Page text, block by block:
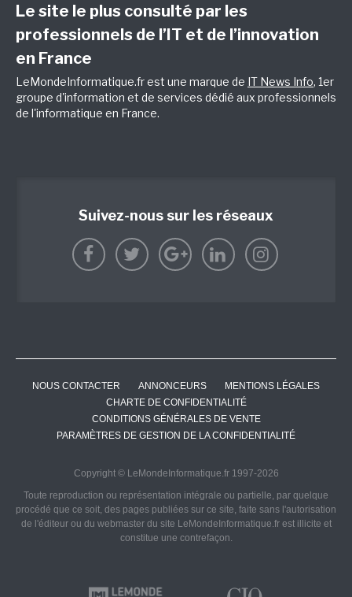
Le site le plus consulté par les
professionnels de l’IT et de l’innovation
en France
LeMondeInformatique.fr est une marque de IT News Info, 1er
groupe d'information et de services dédié aux professionnels
de l'informatique en France.
Suivez-nous sur les réseaux
NOUS CONTACTER ANNONCEURS
MENTIONS LÉGALES
CHARTE DE CONFIDENTIALITÉ
CONDITIONS GÉNÉRALES DE VENTE
PARAMÈTRES DE GESTION DE LA CONFIDENTIALITÉ
Copyright © LeMondeInformatique.fr 1997-2026
Toute reproduction ou représentation intégrale ou partielle, par quelque
procédé que ce soit, des pages publiées sur ce site, faite sans l'autorisation
de l'éditeur ou du webmaster du site LeMondeInformatique.fr est illicite et
constitue une contrefaçon.